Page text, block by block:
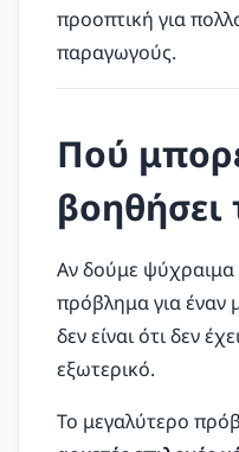
προοπτική για
παραγωγούς.
Πού
Αν δούμε ψύχραιμα
πρόβλημα για έναν
δεν είναι ότι δεν
εξωτερικό.
Το μεγαλύτερο